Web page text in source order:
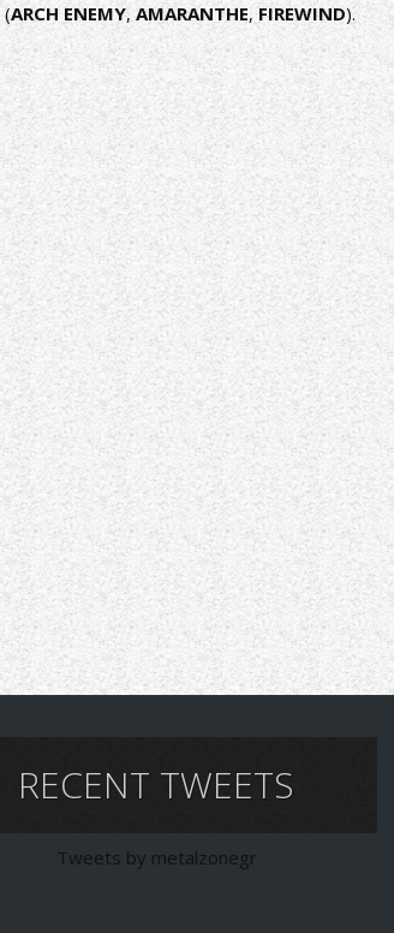
(ARCH ENEMY,AMARANTHE,FIREWIND).
RECENT TWEETS
Tweets by metalzonegr